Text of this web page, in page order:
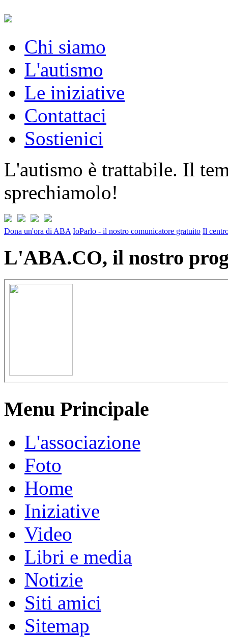
Chi siamo
L'autismo
Le iniziative
Contattaci
Sostienici
L'autismo è trattabile. Il
sprechiamolo!
Dona un'ora di ABA IoParlo - il nostro comunicatore gratuito Il
L'ABA.CO, il nostro
Menu Principale
L'associazione
Foto
Home
Iniziative
Video
Libri e media
Notizie
Siti amici
Sitemap